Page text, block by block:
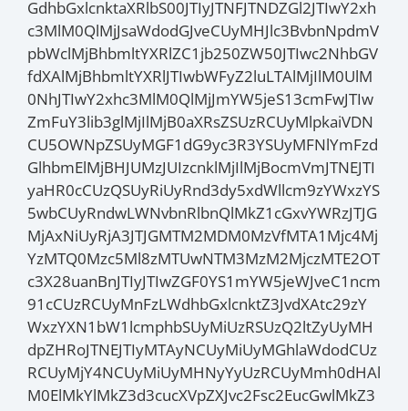
GdhbGxlcnktaXRlbS00JTIyJTNFJTNDZGl2JTIwY2xh
c3MlM0QlMjJsaWdodGJveCUyMHJlc3BvbnNpdmV
pbWclMjBhbmltYXRlZC1jb250ZW50JTIwc2NhbGV
fdXAlMjBhbmltYXRlJTIwbWFyZ2luLTAlMjIlM0UlM
0NhJTIwY2xhc3MlM0QlMjJmYW5jeS13cmFwJTIw
ZmFuY3lib3glMjIlMjB0aXRsZSUzRCUyMlpkaiVDN
CU5OWNpZSUyMGF1dG9yc3R3YSUyMFNlYmFzd
GlhbmElMjBHJUMzJUIzcnklMjIlMjBocmVmJTNEJTI
yaHR0cCUzQSUyRiUyRnd3dy5xdWllcm9zYWxzYS
5wbCUyRndwLWNvbnRlbnQlMkZ1cGxvYWRzJTJG
MjAxNiUyRjA3JTJGMTM2MDM0MzVfMTA1Mjc4Mj
YzMTQ0Mzc5Ml8zMTUwNTM3MzM2MjczMTE2OT
c3X28uanBnJTIyJTIwZGF0YS1mYW5jeWJveC1ncm
91cCUzRCUyMnFzLWdhbGxlcnktZ3JvdXAtc29zY
WxzYXN1bW1lcmphbSUyMiUzRSUzQ2ltZyUyMH
dpZHRoJTNEJTIyMTAyNCUyMiUyMGhlaWdodCUz
RCUyMjY4NCUyMiUyMHNyYyUzRCUyMmh0dHAl
M0ElMkYlMkZ3d3cucXVpZXJvc2Fsc2EucGwlMkZ3